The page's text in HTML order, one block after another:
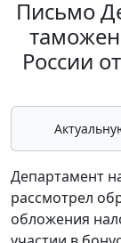
Письмо
России
Департамент
рассмотрел
обложения